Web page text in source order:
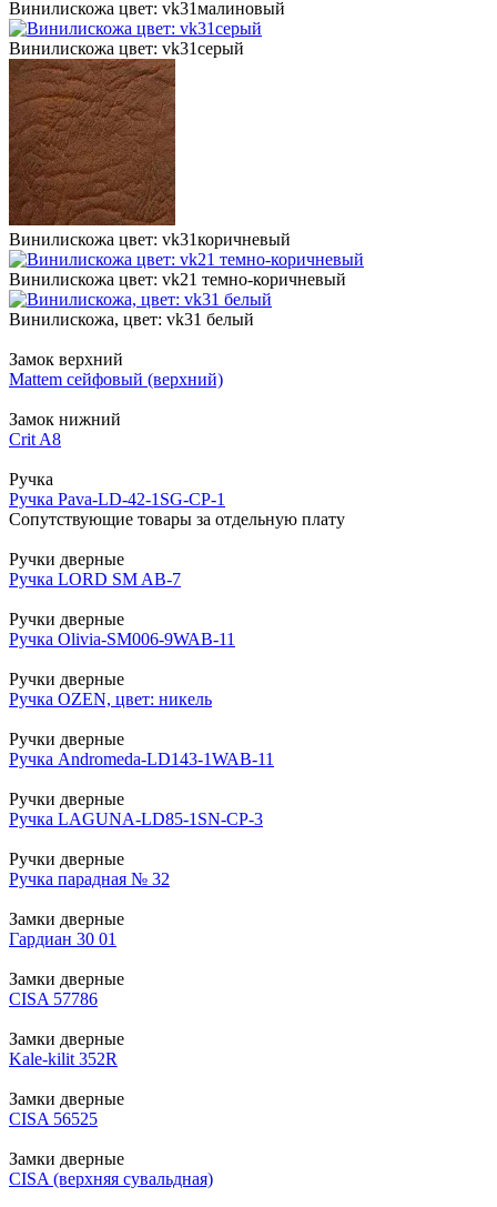
Винилискожа цвет: vk31малиновый
Винилискожа цвет: vk31серый
Винилискожа цвет: vk31коричневый
Винилискожа цвет: vk21 темно-коричневый
Винилискожа, цвет: vk31 белый
Замок верхний
Mattem сейфовый (верхний)
Замок нижний
Crit A8
Ручка
Ручка Pava-LD-42-1SG-CP-1
Сопутствующие товары за отдельную плату
Ручки дверные
Ручка LORD SM AB-7
Ручки дверные
Ручка Olivia-SM006-9WAB-11
Ручки дверные
Ручка OZEN, цвет: никель
Ручки дверные
Ручка Andromeda-LD143-1WAB-11
Ручки дверные
Ручка LAGUNA-LD85-1SN-CP-3
Ручки дверные
Ручка парадная № 32
Замки дверные
Гардиан 30 01
Замки дверные
CISA 57786
Замки дверные
Kale-kilit 352R
Замки дверные
CISA 56525
Замки дверные
CISA (верхняя сувальдная)